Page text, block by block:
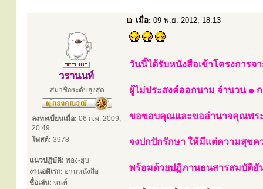
เมื่อ: 09 พ.ย. 2012, 18:13
วรานนท์
สมาชิกระดับสูงสุด
ลงทะเบียนเมื่อ: 06 ก.พ. 2009,
20:49
โพสต์: 3978
แนวปฏิบัติ: พอง-ยุบ
งานอดิเรก: อ่านหนังสือ
ชื่อเล่น: นนท์
วันนี้ได้รับหนังสือเข้าโครงการจ
ผู้ไม่ประสงค์ออกนาม จำนวน ๑
ขอขอบคุณและขออำนาจคุณพร
จงปกปักรักษา ให้มีแต่ความสุขค
พร้อมด้วยปฏิภานธนสารสมบัติอั